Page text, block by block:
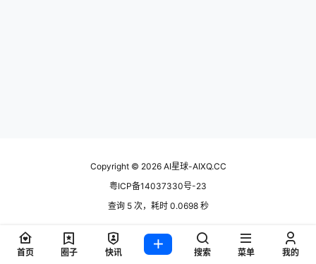
Copyright © 2026AI星球-AIXQ.CC
粤ICP备14037330号-23
查询 5 次，耗时 0.0698 秒
首页 圈子 快讯 搜索 菜单 我的